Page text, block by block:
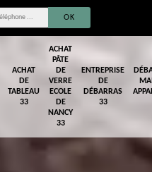
ACHAT
DE
TABLEAU
33
ACHAT
PÂTE
DE
VERRE
ECOLE
DE
NANCY
33
ENTREPRISE
DE
DÉBARRAS
33